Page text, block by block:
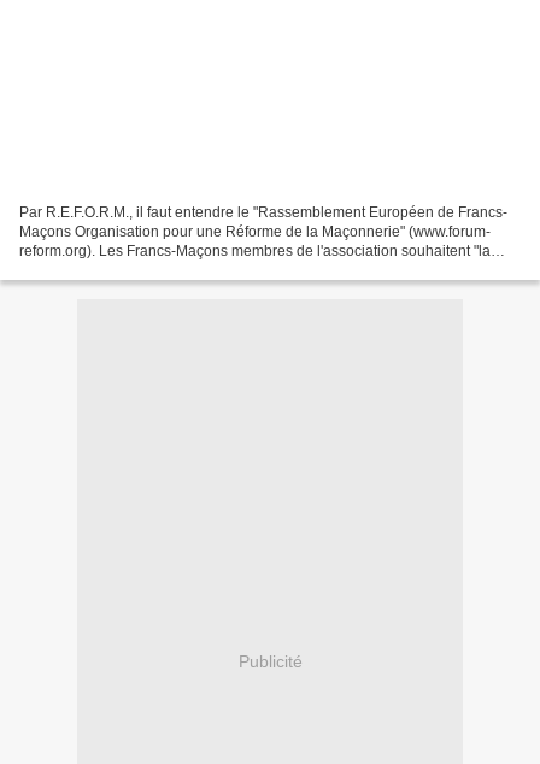
Par R.E.F.O.R.M., il faut entendre le "Rassemblement Européen de Francs-
Maçons Organisation pour une Réforme de la Maçonnerie" (www.forum-
reform.org). Les Francs-Maçons membres de l'association souhaitent "la
Publicité